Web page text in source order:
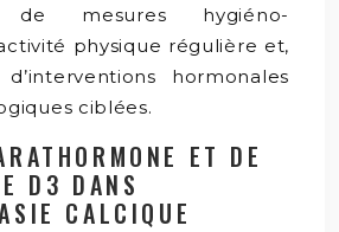
de mesures hygiéno-
physique régulière et,
hormonales
ciblées.
ET DE
D3 DANS
CALCIQUE